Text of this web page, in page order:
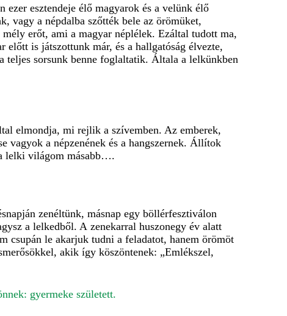
esztendeje élő magyarok és a velünk élő
vagy a népdalba szőtték bele az örömüket,
erőt, ami a magyar néplélek. Ezáltal tudott ma,
is játszottunk már, és a hallgatóság élvezte,
teljes sorsunk benne foglaltatik. Általa a lelkünkben
elmondja, mi rejlik a szívemben. Az emberek,
vagyok a népzenének és a hangszernek. Állítok
lelki világom másabb….
zenéltünk, másnap egy böllérfesztiválon
a lelkedből. A zenekarral huszonegy év alatt
csupán le akarjuk tudni a feladatot, hanem örömöt
akik így köszöntenek: „Emlékszel,
gyermeke született.